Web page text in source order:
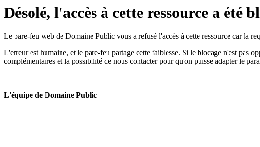
Désolé, l'accès à cette ressource a été
Le pare-feu web de Domaine Public vous a refusé l'accès à cette ressource car la
L'erreur est humaine, et le pare-feu partage cette faiblesse. Si le blocage n'est pas
complémentaires et la possibilité de nous contacter pour qu'on puisse adapter le
L'équipe de Domaine Public